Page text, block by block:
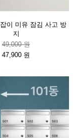
이 미유 잠김 사고 방
지
49,000 원
47,900 원